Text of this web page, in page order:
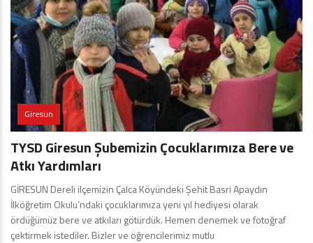
Giresun
TYSD Giresun Şubemizin Çocuklarımıza Bere ve
Atkı Yardımları
GİRESUN Dereli ilçemizin Çalca Köyündeki Şehit Basri Apaydın
İlköğretim Okulu’ndaki çocuklarımıza yeni yıl hediyesi olarak
ördüğümüz bere ve atkıları götürdük. Hemen denemek ve fotoğraf
çektirmek istediler. Bizler ve öğrencilerimiz mutlu